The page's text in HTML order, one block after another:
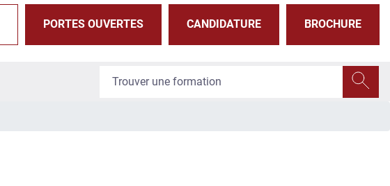
PORTES OUVERTES CANDIDATURE BROCHURE